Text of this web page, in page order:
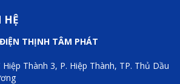
HỆ
THỊNH TÂM PHÁT
Thành 3, P. Hiệp Thành, TP. Thủ Dầu